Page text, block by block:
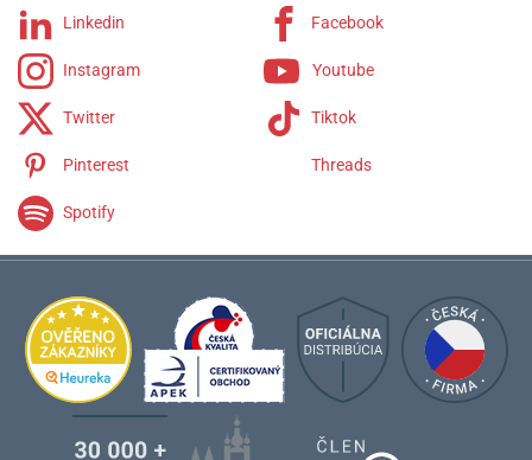
Linkedin Facebook
Instagram Youtube
Twitter Tiktok
Pinterest Threads
Spotify